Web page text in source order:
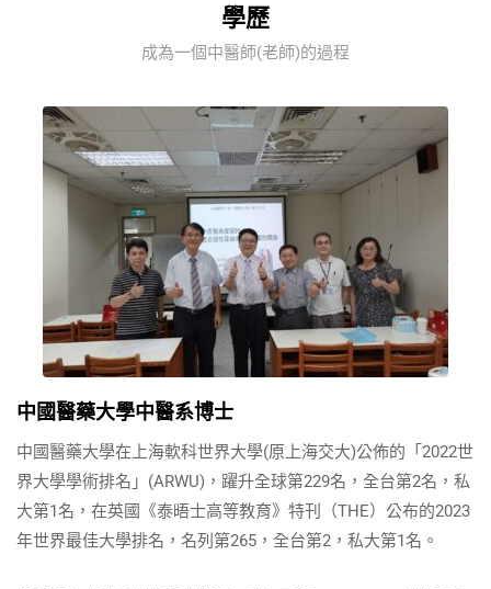
學歷
成為一個中醫師(老師)的過程
中國醫藥大學中醫系博士
中國醫藥大學在上海軟科世界大學(原上海交大)公佈的「2022世
界大學學術排名」(ARWU)，躍升全球第229名，全台第2名，私
大第1名，在英國《泰晤士高等教育》特刊（THE）公布的2023
年世界最佳大學排名，名列第265，全台第2，私大第1名。